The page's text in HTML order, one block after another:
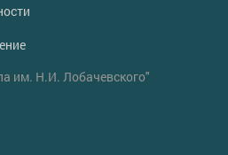
им. Н.И. Лобачевского"